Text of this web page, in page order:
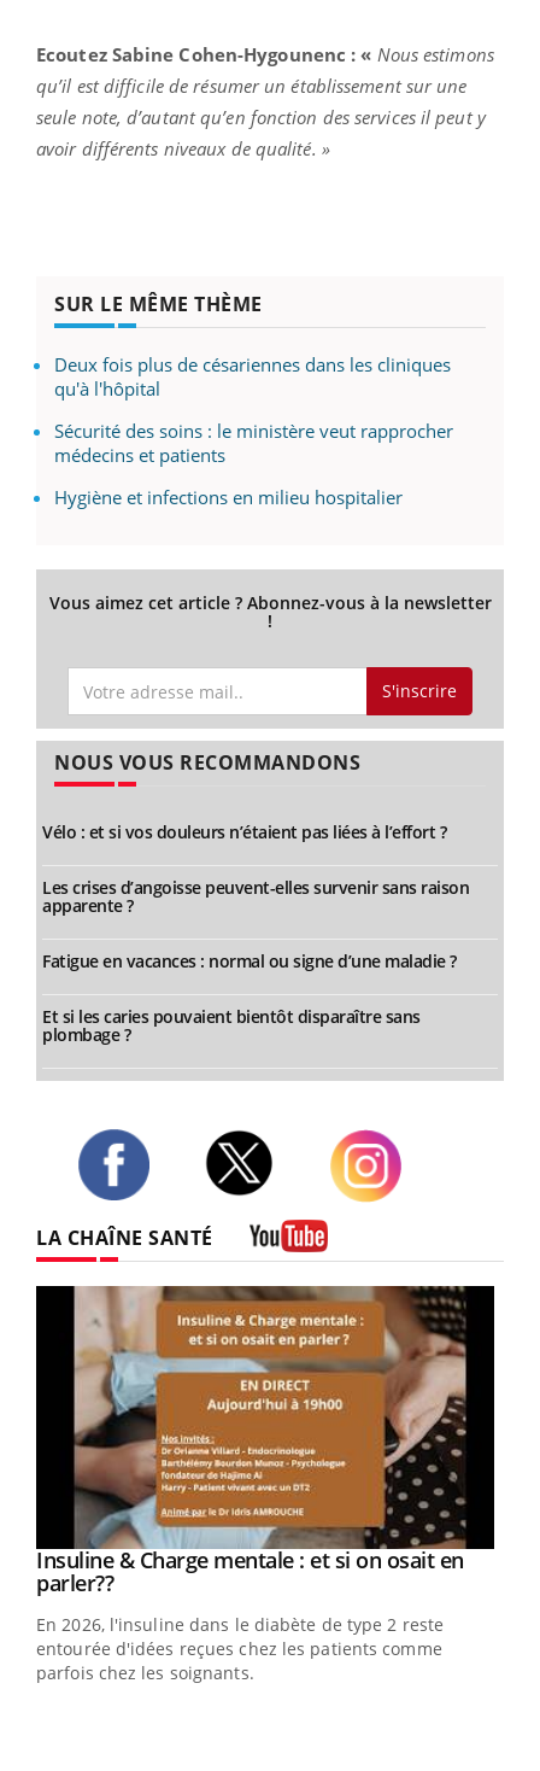
Ecoutez Sabine Cohen-Hygounenc : « Nous estimons
qu’il est difficile de résumer un établissement sur une
seule note, d’autant qu’en fonction des services il peut y
avoir différents niveaux de qualité. »
SUR LE MÊME THÈME
Deux fois plus de césariennes dans les cliniques
qu'à l'hôpital
Sécurité des soins : le ministère veut rapprocher
médecins et patients
Hygiène et infections en milieu hospitalier
Vous aimez cet article ? Abonnez-vous à la newsletter
!
S'inscrire
NOUS VOUS RECOMMANDONS
Vélo : et si vos douleurs n’étaient pas liées à l’effort ?
Les crises d’angoisse peuvent-elles survenir sans raison
apparente ?
Fatigue en vacances : normal ou signe d’une maladie ?
Et si les caries pouvaient bientôt disparaître sans
plombage ?
LA CHAÎNE SANTÉ
Youtube
Insuline & Charge mentale : et si on osait en
parler??Youtube
En 2026, l'insuline dans le diabète de type 2 reste
entourée d'idées reçues chez les patients comme
parfois chez les soignants.